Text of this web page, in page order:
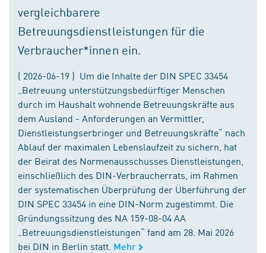
vergleichbarere
Betreuungsdienstleistungen für die
Verbraucher*innen ein.
( 2026-06-19 ) Um die Inhalte der DIN SPEC 33454
„Betreuung unterstützungsbedürftiger Menschen
durch im Haushalt wohnende Betreuungskräfte aus
dem Ausland - Anforderungen an Vermittler,
Dienstleistungserbringer und Betreuungskräfte“ nach
Ablauf der maximalen Lebenslaufzeit zu sichern, hat
der Beirat des Normenausschusses Dienstleistungen,
einschließlich des DIN-Verbraucherrats, im Rahmen
der systematischen Überprüfung der Überführung der
DIN SPEC 33454 in eine DIN-Norm zugestimmt. Die
Gründungssitzung des NA 159-08-04 AA
„Betreuungsdienstleistungen“ fand am 28. Mai 2026
bei DIN in Berlin statt. Mehr